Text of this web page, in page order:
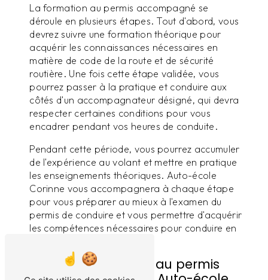
La formation au permis accompagné se
déroule en plusieurs étapes. Tout d'abord, vous
devrez suivre une formation théorique pour
acquérir les connaissances nécessaires en
matière de code de la route et de sécurité
routière. Une fois cette étape validée, vous
pourrez passer à la pratique et conduire aux
côtés d'un accompagnateur désigné, qui devra
respecter certaines conditions pour vous
encadrer pendant vos heures de conduite.
Pendant cette période, vous pourrez accumuler
de l'expérience au volant et mettre en pratique
les enseignements théoriques. Auto-école
Corinne vous accompagnera à chaque étape
pour vous préparer au mieux à l'examen du
permis de conduire et vous permettre d'acquérir
les compétences nécessaires pour conduire en
Comment s'inscrire au permis